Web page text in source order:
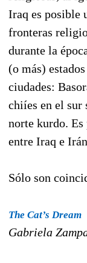
Iraq es posible
fronteras
durante la
(o más)
ciudades:
chiíes en el sur
norte kurdo.
entre Iraq e
Sólo son
The Cat’s Dream
Gabriela